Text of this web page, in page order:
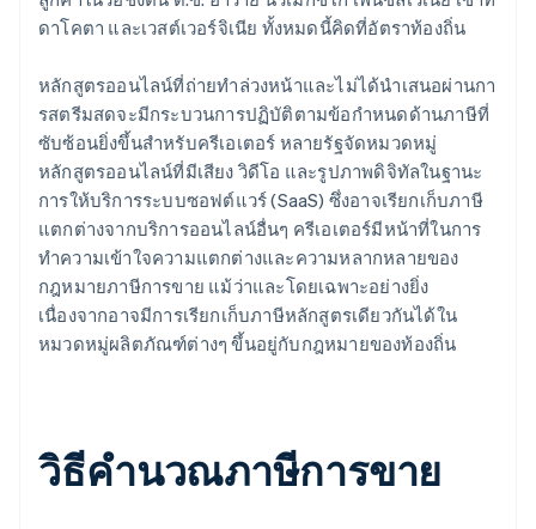
ดาโคตา และเวสต์เวอร์จิเนีย ทั้งหมดนี้คิดที่อัตราท้องถิ่น
หลักสูตรออนไลน์ที่ถ่ายทําล่วงหน้าและไม่ได้นําเสนอผ่านกา
รสตรีมสดจะมีกระบวนการปฏิบัติตามข้อกําหนดด้านภาษีที่
ซับซ้อนยิ่งขึ้นสําหรับครีเอเตอร์ หลายรัฐจัดหมวดหมู่
หลักสูตรออนไลน์ที่มีเสียง วิดีโอ และรูปภาพดิจิทัลในฐานะ
การให้บริการระบบซอฟต์แวร์ (SaaS) ซึ่งอาจเรียกเก็บภาษี
แตกต่างจากบริการออนไลน์อื่นๆ ครีเอเตอร์มีหน้าที่ในการ
ทำความเข้าใจความแตกต่างและความหลากหลายของ
กฎหมายภาษีการขาย แม้ว่าและโดยเฉพาะอย่างยิ่ง
เนื่องจากอาจมีการเรียกเก็บภาษีหลักสูตรเดียวกันได้ใน
หมวดหมู่ผลิตภัณฑ์ต่างๆ ขึ้นอยู่กับกฎหมายของท้องถิ่น
วิธีคํานวณภาษีการขาย